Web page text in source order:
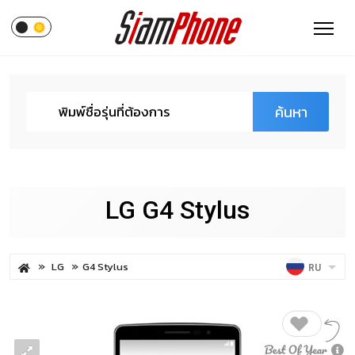
ค้นหา
LG G4 Stylus
LG G4 Stylus RU